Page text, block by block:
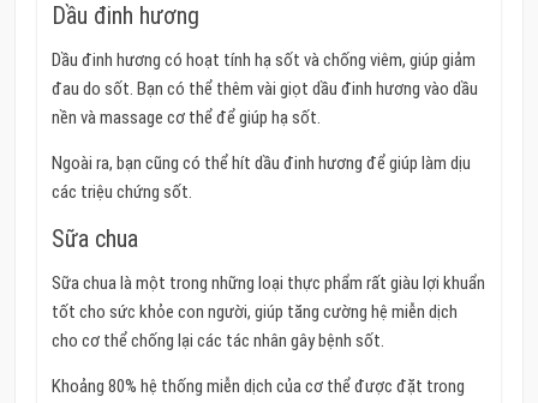
Dầu đinh hương
Dầu đinh hương có hoạt tính hạ sốt và chống viêm, giúp giảm
đau do sốt. Bạn có thể thêm vài giọt dầu đinh hương vào dầu
nền và massage cơ thể để giúp hạ sốt.
Ngoài ra, bạn cũng có thể hít dầu đinh hương để giúp làm dịu
các triệu chứng sốt.
Sữa chua
Sữa chua là một trong những loại thực phẩm rất giàu lợi khuẩn
tốt cho sức khỏe con người, giúp tăng cường hệ miễn dịch
cho cơ thể chống lại các tác nhân gây bệnh sốt.
Khoảng 80% hệ thống miễn dịch của cơ thể được đặt trong